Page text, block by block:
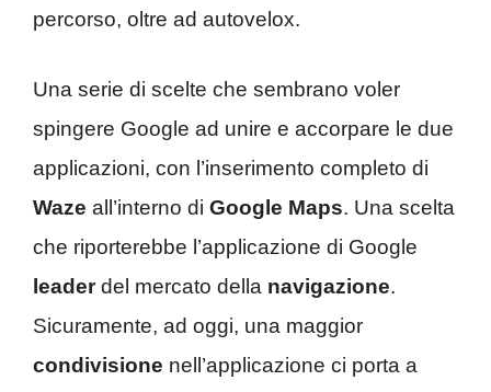
percorso, oltre ad autovelox.
Una serie di scelte che sembrano voler
spingere Google ad unire e accorpare le due
applicazioni, con l’inserimento completo di
Waze all’interno di Google Maps. Una scelta
che riporterebbe l’applicazione di Google
leaderdel mercato della navigazione.
Sicuramente, ad oggi, una maggior
condivisione nell’applicazione ci porta a